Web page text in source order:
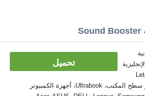
تحميل
الأدوات: PC, كمبيوتر سطح المكتب، Ultrabook، أجهزة الكمبيوتر